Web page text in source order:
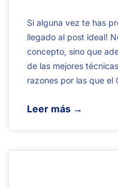
Si alguna vez te has
llegado al post ideal!
concepto, sino que
de las mejores
razones por las que el
Leer más →